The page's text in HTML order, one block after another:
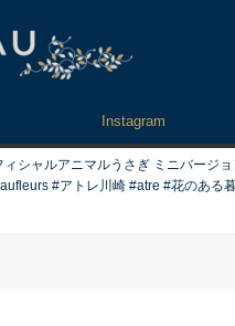
Instagram
シャルアニマルうさぎ ミニバージ
#アトレ川崎 #atre #花のある